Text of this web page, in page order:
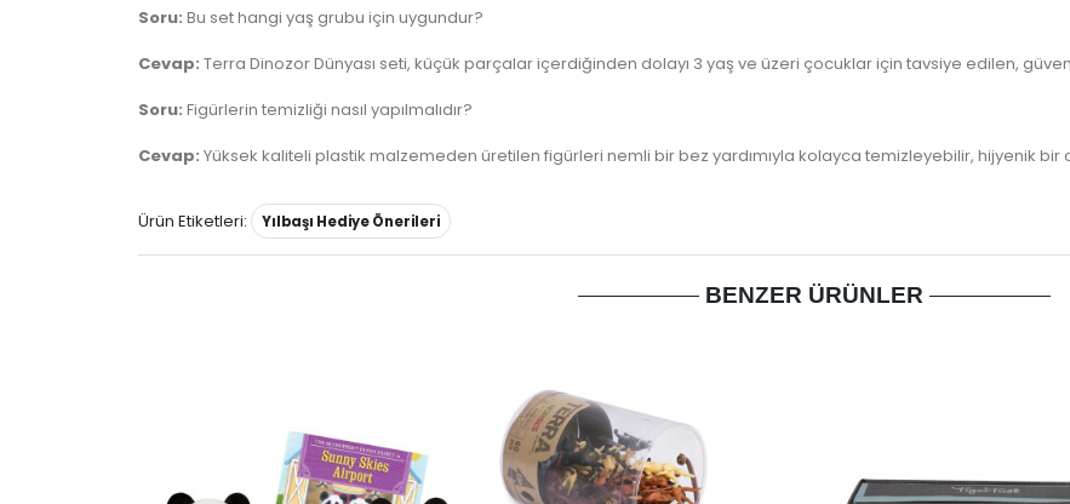
Soru: Bu set hangi yaş grubu için uygundur?
Cevap: Terra Dinozor Dünyası seti, küçük parçalar içerdiğinden dolayı 3 yaş ve üzeri çocuklar için tavsiye edilen,
Soru: Figürlerin temizliği nasıl yapılmalıdır?
Cevap: Yüksek kaliteli plastik malzemeden üretilen figürleri nemli bir bez yardımıyla kolayca temizleyebilir, hijyenik bir
Ürün Etiketleri: Yılbaşı Hediye Önerileri
BENZER ÜRÜNLER